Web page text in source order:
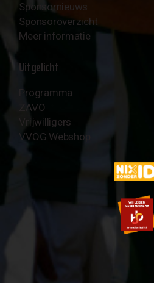
Sponsornieuws
Sponsoroverzicht
Meer informatie
Uitgelicht
Programma
ZAVO
Vrijwilligers
VVOG Webshop